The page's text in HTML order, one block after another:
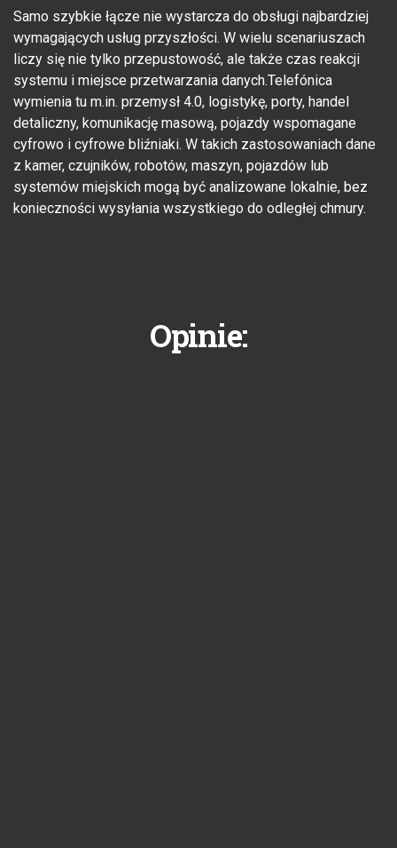
Samo szybkie łącze nie wystarcza do obsługi najbardziej
wymagających usług przyszłości. W wielu scenariuszach
liczy się nie tylko przepustowość, ale także czas reakcji
systemu i miejsce przetwarzania danych.Telefónica
wymienia tu m.in. przemysł 4.0, logistykę, porty, handel
detaliczny, komunikację masową, pojazdy wspomagane
cyfrowo i cyfrowe bliźniaki. W takich zastosowaniach dane
z kamer, czujników, robotów, maszyn, pojazdów lub
systemów miejskich mogą być analizowane lokalnie, bez
konieczności wysyłania wszystkiego do odległej chmury.
Opinie: